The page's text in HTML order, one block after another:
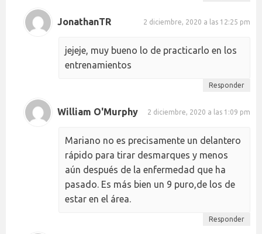
JonathanTR 2 diciembre, 2020 a las 12:25 pm
jejeje, muy bueno lo de practicarlo en los
entrenamientos
Responder
William O'Murphy 2 diciembre, 2020 a las 1:09 pm
Mariano no es precisamente un delantero
rápido para tirar desmarques y menos
aún después de la enfermedad que ha
pasado. Es más bien un 9 puro,de los de
estar en el área.
Responder